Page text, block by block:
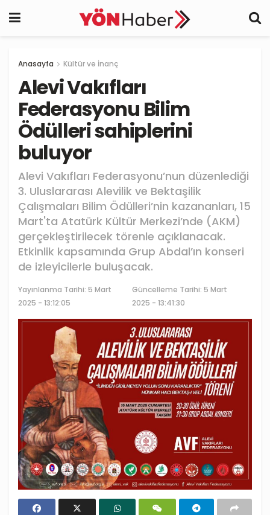
Anasayfa Kültür ve İnanç
Alevi Vakıfları
Federasyonu Bilim
Ödülleri sahiplerini
buluyor
Alevi Vakıfları Federasyonu’nun düzenlediği
3. Uluslararası Alevilik ve Bektaşilik
Çalışmaları Bilim Ödülleri’nin kazananları, 15
Mart'ta Atatürk Kültür Merkezi’nde (AKM)
gerçekleştirilecek törenle açıklanacak.
Etkinlik kapsamında Grup Abdal’ın konseri
de izleyicilerle buluşacak.
Yayınlanma Tarihi: 5 Mart
2025 - 13:12:05
Güncelleme Tarihi: 5 Mart
2025 - 13:41:30